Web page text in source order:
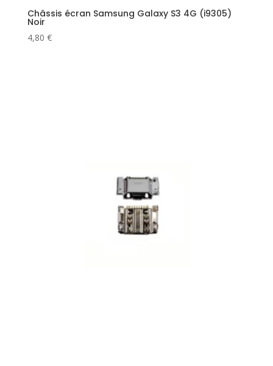
Châssis écran Samsung Galaxy S3 4G (i9305)
Noir
4,80 €